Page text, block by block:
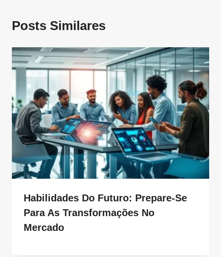
Posts Similares
Habilidades Do Futuro: Prepare-Se
Para As Transformações No
Mercado